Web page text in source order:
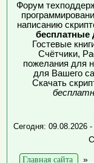
Форум
написанию
бесплатные
Гостевые
Счётчики,
пожелания для
для Вашего
Скачать
Сегодня: 09.08.2026
Главная сайта »